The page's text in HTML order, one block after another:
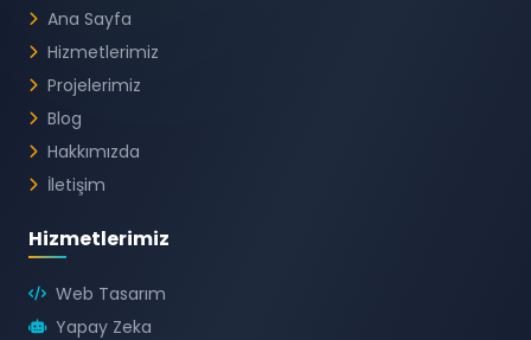
Ana Sayfa
Hizmetlerimiz
Projelerimiz
Blog
Hakkımızda
İletişim
Hizmetlerimiz
Web Tasarım
Yapay Zeka